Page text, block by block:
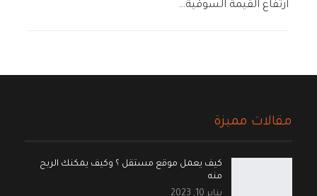
ارتفاع القيمة السوقية…
مقالات مميزة
كيف يعمل موقع مستقل ؟ وكيف يمكنك الربح
منه
يناير 10, 2023